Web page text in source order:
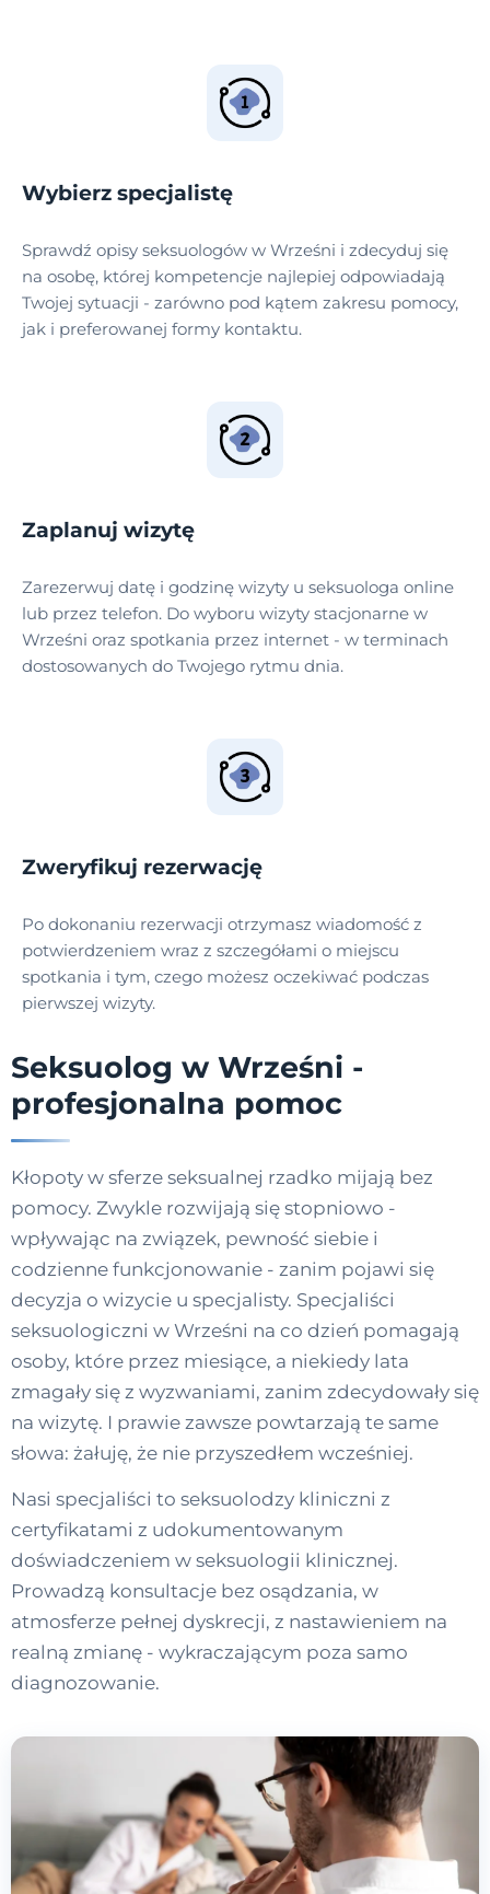
Wybierz specjalistę
Sprawdź opisy seksuologów w Wrześni i zdecyduj się
na osobę, której kompetencje najlepiej odpowiadają
Twojej sytuacji - zarówno pod kątem zakresu pomocy,
jak i preferowanej formy kontaktu.
Zaplanuj wizytę
Zarezerwuj datę i godzinę wizyty u seksuologa online
lub przez telefon. Do wyboru wizyty stacjonarne w
Wrześni oraz spotkania przez internet - w terminach
dostosowanych do Twojego rytmu dnia.
Zweryfikuj rezerwację
Po dokonaniu rezerwacji otrzymasz wiadomość z
potwierdzeniem wraz z szczegółami o miejscu
spotkania i tym, czego możesz oczekiwać podczas
pierwszej wizyty.
Seksuolog w Wrześni -
profesjonalna pomoc
Kłopoty w sferze seksualnej rzadko mijają bez
pomocy. Zwykle rozwijają się stopniowo -
wpływając na związek, pewność siebie i
codzienne funkcjonowanie - zanim pojawi się
decyzja o wizycie u specjalisty. Specjaliści
seksuologiczni w Wrześni na co dzień pomagają
osoby, które przez miesiące, a niekiedy lata
zmagały się z wyzwaniami, zanim zdecydowały się
na wizytę. I prawie zawsze powtarzają te same
słowa: żałuję, że nie przyszedłem wcześniej.
Nasi specjaliści to seksuolodzy kliniczni z
certyfikatami z udokumentowanym
doświadczeniem w seksuologii klinicznej.
Prowadzą konsultacje bez osądzania, w
atmosferze pełnej dyskrecji, z nastawieniem na
realną zmianę - wykraczającym poza samo
diagnozowanie.